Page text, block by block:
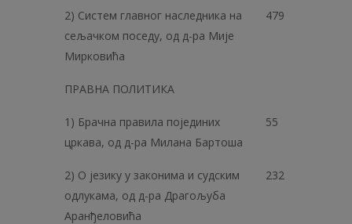
2) Систем главног наследника на
сељачком поседу, од д-ра Мије
Мирковића
479
ПРАВНА ПОЛИТИКА
1) Брачна правила појединих
цркава, од д-ра Милана Бартоша
55
2) О језику у законима и судским
одлукама, од д-ра Драгољуба
Аранђеловића
232